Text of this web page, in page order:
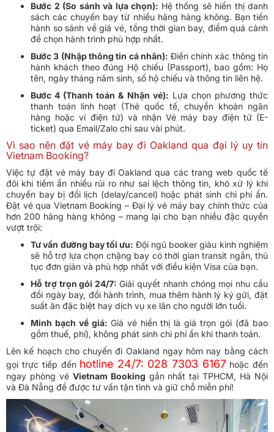
Bước 2 (So sánh và lựa chọn): Hệ thống sẽ hiển thị danh
sách các chuyến bay từ nhiều hãng hàng không. Bạn tiến
hành so sánh về giá vé, tổng thời gian bay, điểm quá cảnh
để chọn hành trình phù hợp nhất.
Bước 3 (Nhập thông tin cá nhân): Điền chính xác thông tin
hành khách theo đúng Hộ chiếu (Passport), bao gồm: Họ
tên, ngày tháng năm sinh, số hộ chiếu và thông tin liên hệ.
Bước 4 (Thanh toán & Nhận vé): Lựa chọn phương thức
thanh toán linh hoạt (Thẻ quốc tế, chuyển khoản ngân
hàng hoặc ví điện tử) và nhận Vé máy bay điện tử (E-
ticket) qua Email/Zalo chỉ sau vài phút.
Vì sao nên đặt vé máy bay đi Oakland qua đại lý uy tín
Vietnam Booking?
Việc tự đặt vé máy bay đi Oakland qua các trang web quốc tế
đôi khi tiềm ẩn nhiều rủi ro như sai lệch thông tin, khó xử lý khi
chuyến bay bị đổi lịch (delay/cancel) hoặc phát sinh chi phí ẩn.
Đặt vé qua Vietnam Booking – Đại lý vé máy bay chính thức của
hơn 200 hãng hàng không – mang lại cho bạn nhiều đặc quyền
vượt trội:
Tư vấn đường bay tối ưu: Đội ngũ booker giàu kinh nghiệm
sẽ hỗ trợ lựa chọn chặng bay có thời gian transit ngắn, thủ
tục đơn giản và phù hợp nhất với điều kiện Visa của bạn.
Hỗ trợ trọn gói 24/7:Giải quyết nhanh chóng mọi nhu cầu
đổi ngày bay, đổi hành trình, mua thêm hành lý ký gửi, đặt
suất ăn đặc biệt hay dịch vụ xe lăn cho người lớn tuổi.
Minh bạch về giá: Giá vé hiển thị là giá trọn gói (đã bao
gồm thuế, phí), không phát sinh chi phí ẩn khi thanh toán.
Lên kế hoạch cho chuyến đi Oakland ngay hôm nay bằng cách
gọi trực tiếp đến hotline 24/7: 028 7303 6167 hoặc đến
ngay phòng vé Vietnam Booking gần nhất tại TPHCM, Hà Nội
và Đà Nẵng để được tư vấn tận tình và giữ chỗ miễn phí!